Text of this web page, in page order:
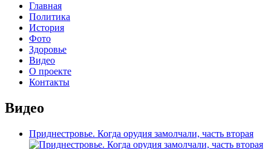
Главная
Политика
История
Фото
Здоровье
Видео
О проекте
Контакты
Видео
Приднестровье. Когда орудия замолчали, часть вторая